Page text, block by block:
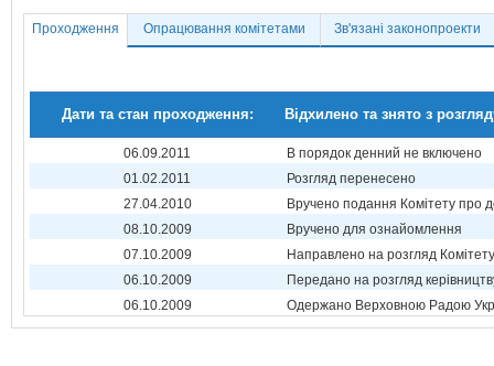
Проходження Опрацювання комітетами Зв'язані законопроекти
Дати та стан проходження: Відхилено та знято з
06.09.2011
В порядок денний не включено
01.02.2011
Розгляд перенесено
27.04.2010
Вручено подання Комітету про
08.10.2009
Вручено для ознайомлення
07.10.2009
Направлено на розгляд Комітету
06.10.2009
Передано на розгляд
06.10.2009
Одержано Верховною Радою